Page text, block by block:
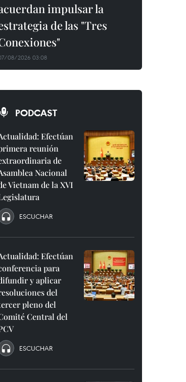
impulsar la
de las "Tres
08/2026 03:08
PODCAST
Efectúan
reunión
de
Nacional
Vietnam de la XVI
ESCUCHAR
Efectúan
para
y aplicar
del
pleno del
Central del
ESCUCHAR